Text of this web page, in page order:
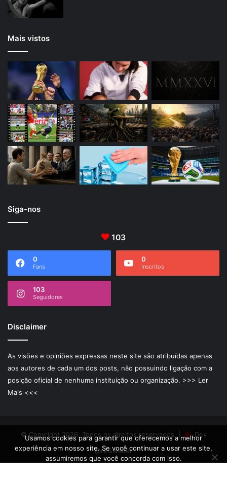
Mais vistos
Siga-nos
103
0
Fans
0
Inscritos
103
Seguidores
Disclaimer
As visões e opiniões expressas neste site são atribuídas apenas
aos autores de cada um dos posts, não possuindo ligação com a
posição oficial de nenhuma instituição ou organização. >>> Ler
Mais <<<
© Copyright 2026, Todos os direitos reservados |
Dev
@reiswalter
Usamos cookies para garantir que oferecemos a melhor
experiência em nosso site. Se você continuar a usar este site,
assumiremos que você concorda com isso.